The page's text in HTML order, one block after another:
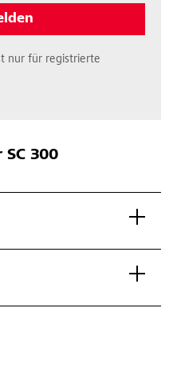
nur für registrierte
SC 300